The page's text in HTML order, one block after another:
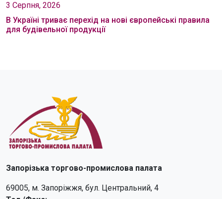
3 Серпня, 2026
В Україні триває перехід на нові європейські правила
для будівельної продукції
Запорізька торгово-промислова палата
69005, м. Запоріжжя, бул. Центральний, 4